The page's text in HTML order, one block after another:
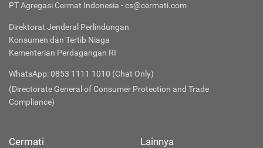
PT Agregasi Cermat Indonesia - cs@cermati.com
Direktorat Jenderal Perlindungan
Konsumen dan Tertib Niaga
Kementerian Perdagangan RI
WhatsApp: 0853 1111 1010 (Chat Only)
(Directorate General of Consumer Protection and Trade
Compliance)
Cermati Lainnya